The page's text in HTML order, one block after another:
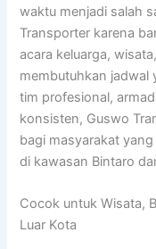
waktu menjadi salah
Transporter karena
acara keluarga,
membutuhkan jadwal
tim profesional,
konsisten, Guswo
bagi masyarakat
di kawasan Bintaro
Cocok untuk Wisata,
Luar Kota